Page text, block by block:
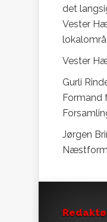
det
Vester
Vester
Gurli
Formand
Jørgen